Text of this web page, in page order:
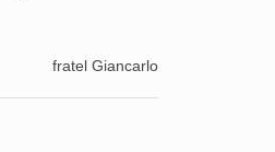
fratel Giancarlo